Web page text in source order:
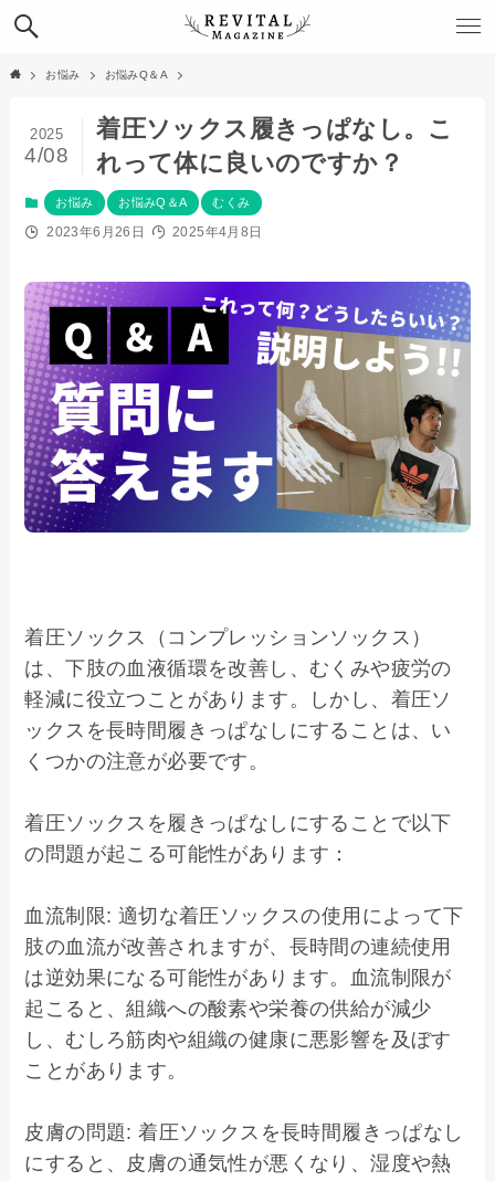
お悩み お悩みQ＆A
着圧ソックス履きっぱなし。こ
れって体に良いのですか？
2025
4/08
お悩み お悩みQ＆A むくみ
2023年6月26日 2025年4月8日
着圧ソックス（コンプレッションソックス）
は、下肢の血液循環を改善し、むくみや疲労の
軽減に役立つことがあります。しかし、着圧ソ
ックスを長時間履きっぱなしにすることは、い
くつかの注意が必要です。
着圧ソックスを履きっぱなしにすることで以下
の問題が起こる可能性があります：
血流制限: 適切な着圧ソックスの使用によって下
肢の血流が改善されますが、長時間の連続使用
は逆効果になる可能性があります。血流制限が
起こると、組織への酸素や栄養の供給が減少
し、むしろ筋肉や組織の健康に悪影響を及ぼす
ことがあります。
皮膚の問題: 着圧ソックスを長時間履きっぱなし
にすると、皮膚の通気性が悪くなり、湿度や熱